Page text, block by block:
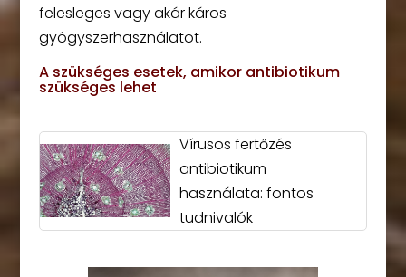
felesleges vagy akár káros
gyógyszerhasználatot.
A szükséges esetek, amikor antibiotikum
szükséges lehet
Vírusos fertőzés
antibiotikum
használata: fontos
tudnivalók